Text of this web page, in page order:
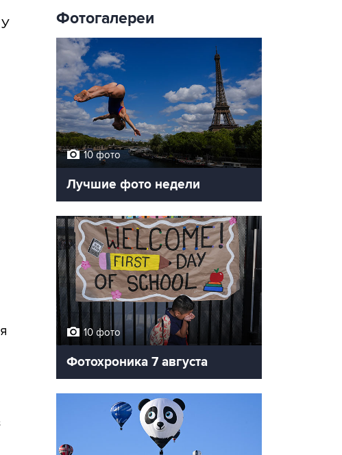
Фотогалереи
10 фото
Лучшие фото недели
10 фото
Фотохроника 7 августа